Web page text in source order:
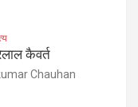
कैवर्त
Chauhan